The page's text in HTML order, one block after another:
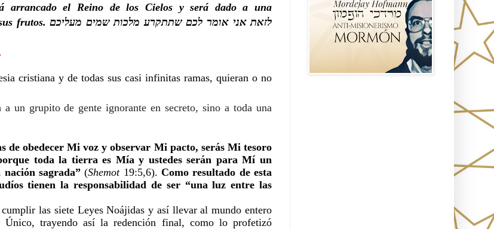
arrancado el Reino de los Cielos y será dado a una
frutos. לזאת אני אומר לכם שתתקרע מלכות שמים מעליכם
cristiana y de todas sus casi infinitas ramas, quieran o no
un grupito de gente ignorante en secreto, sino a toda una
de obedecer Mi voz y observar Mi pacto, serás Mi tesoro
toda la tierra es Mía y ustedes serán para Mí un
sagrada” (Shemot19:5,6).Como resultado de esta
tienen la responsabilidad de ser “una luz entre las
las siete Leyes Noájidas y así llevar al mundo entero
Único, trayendo así la redención final, como lo profetizó